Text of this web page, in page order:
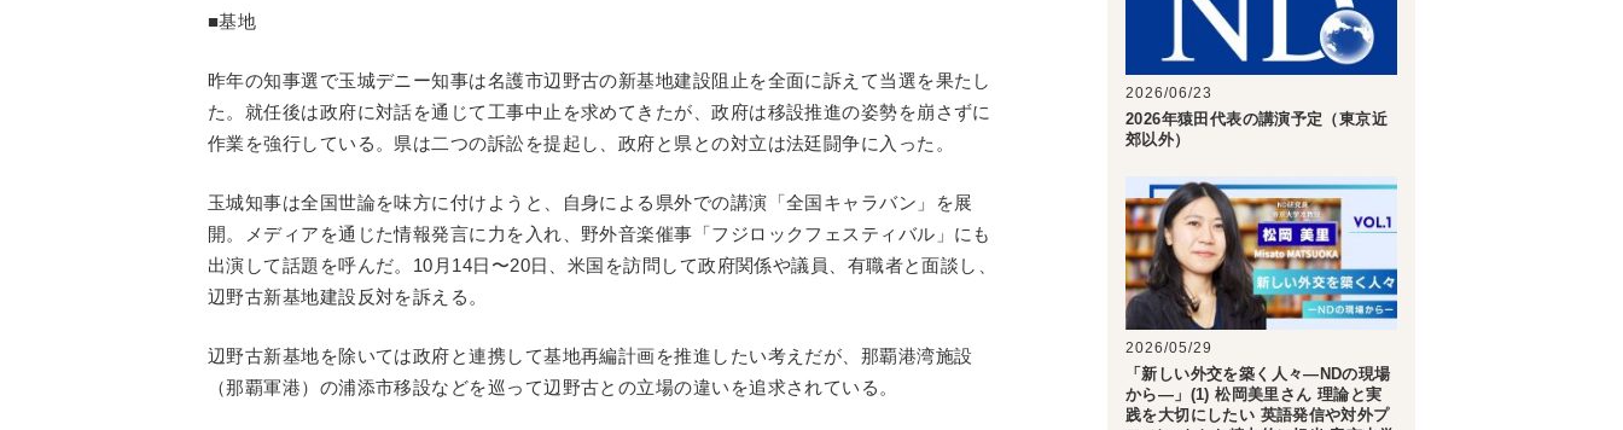
■基地
昨年の知事選で玉城デニー知事は名護市辺野古の新基地建設阻止を全面に訴えて当選を果たし
た。就任後は政府に対話を通じて工事中止を求めてきたが、政府は移設推進の姿勢を崩さずに
作業を強行している。県は二つの訴訟を提起し、政府と県との対立は法廷闘争に入った。
玉城知事は全国世論を味方に付けようと、自身による県外での講演「全国キャラバン」を展
開。メディアを通じた情報発言に力を入れ、野外音楽催事「フジロックフェスティバル」にも
出演して話題を呼んだ。10月14日〜20日、米国を訪問して政府関係や議員、有職者と面談し、
辺野古新基地建設反対を訴える。
辺野古新基地を除いては政府と連携して基地再編計画を推進したい考えだが、那覇港湾施設
（那覇軍港）の浦添市移設などを巡って辺野古との立場の違いを追求されている。
2026/06/23
2026年猿田代表の講演予定（東京近
郊以外）
2026/05/29
「新しい外交を築く人々―NDの現場
から―」(1) 松岡美里さん 理論と実
践を大切にしたい 英語発信や対外プ